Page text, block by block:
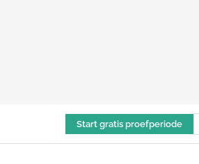
Start gratis proefperiode